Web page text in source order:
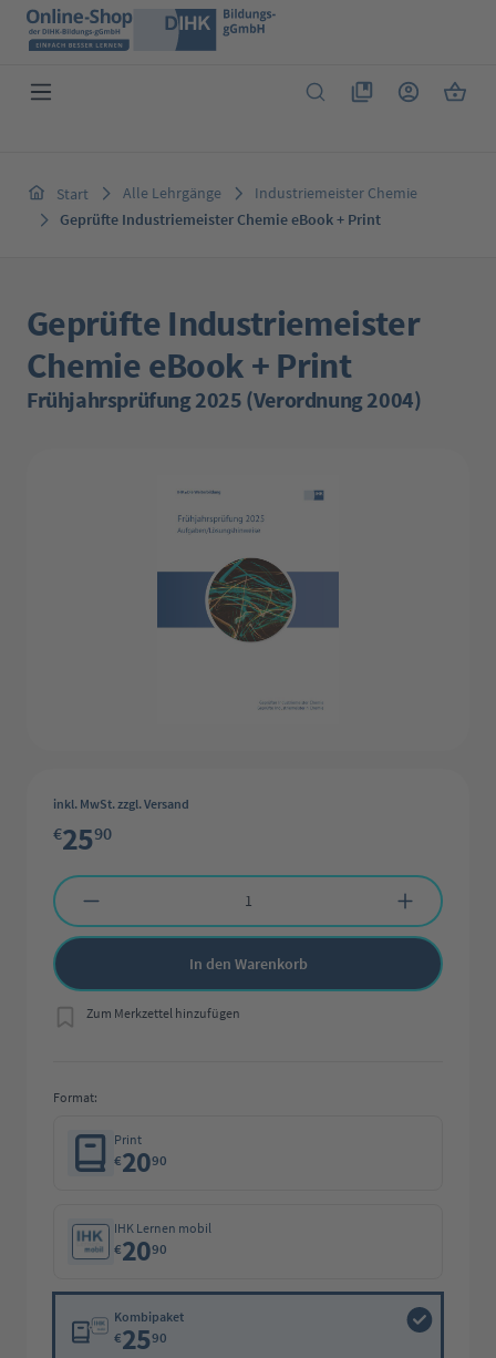
Zum Hauptinhalt springen
Du hast 0 Produkte
Start Alle Lehrgänge
Industriemeister Chemie
Geprüfte Industriemeister Chemie eBook + Print
Geprüfte Industriemeister
Chemie eBook + Print
Frühjahrsprüfung 2025 (Verordnung 2004)
inkl. MwSt. zzgl. Versand
€2590
Produkt Anzahl: Gib den gewünschten Wert ein oder benutze die
In den Warenkorb
Zum Merkzettel hinzufügen
Format:
Print
€2090
IHK Lernen mobil
€2090
Kombipaket
€2590